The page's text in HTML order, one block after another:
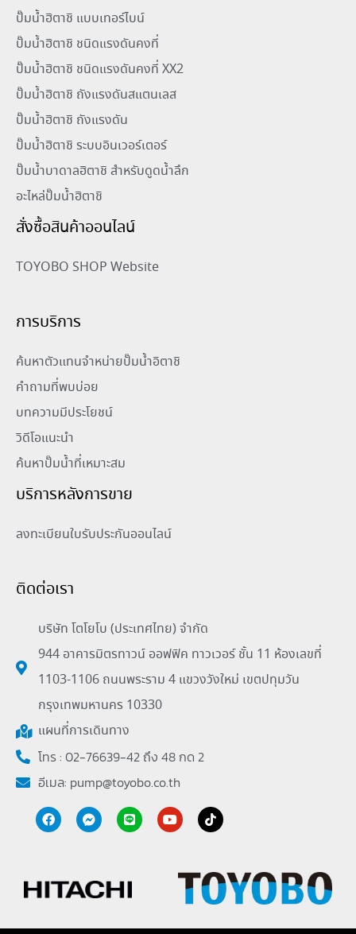
ปั๊มน้ำฮิตาชิ แบบเทอร์ไบน์
ปั๊มน้ำฮิตาชิ ชนิดแรงดันคงที่
ปั๊มน้ำฮิตาชิ ชนิดแรงดันคงที่ XX2
ปั๊มน้ำฮิตาชิ ถังแรงดันสแตนเลส
ปั๊มน้ำฮิตาชิ ถังแรงดัน
ปั๊มน้ำฮิตาชิ ระบบอินเวอร์เตอร์
ปั๊มน้ำบาดาลฮิตาชิ สำหรับดูดน้ำลึก
อะไหล่ปั๊มน้ำฮิตาชิ
สั่งซื้อสินค้าออนไลน์
TOYOBO SHOP Website
การบริการ
ค้นหาตัวแทนจำหน่ายปั๊มน้ำอิตาชิ
คำถามที่พบบ่อย
บทความมีประโยชน์
วิดีโอแนะนำ
ค้นหาปั๊มน้ำที่เหมาะสม
บริการหลังการขาย
ลงทะเบียนใบรับประกันออนไลน์
ติดต่อเรา
บริษัท โตโยโบ (ประเทศไทย) จำกัด
944 อาคารมิตรทาวน์ ออฟฟิค ทาวเวอร์ ชั้น 11 ห้องเลขที่
1103-1106 ถนนพระราม 4 แขวงวังใหม่ เขตปทุมวัน
กรุงเทพมหานคร 10330
แผนที่การเดินทาง
โทร : 02-76639-42 ถึง 48 กด 2
อีเมล: pump@toyobo.co.th